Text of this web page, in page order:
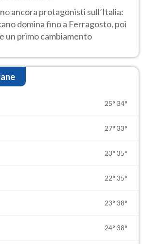
ancora protagonisti sull’Italia:
domina fino a Ferragosto, poi
un primo cambiamento
25° 34°
27° 33°
23° 35°
22° 35°
23° 38°
24° 38°